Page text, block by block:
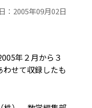
： 2005年09月02日
年２月から３
せて収録したも